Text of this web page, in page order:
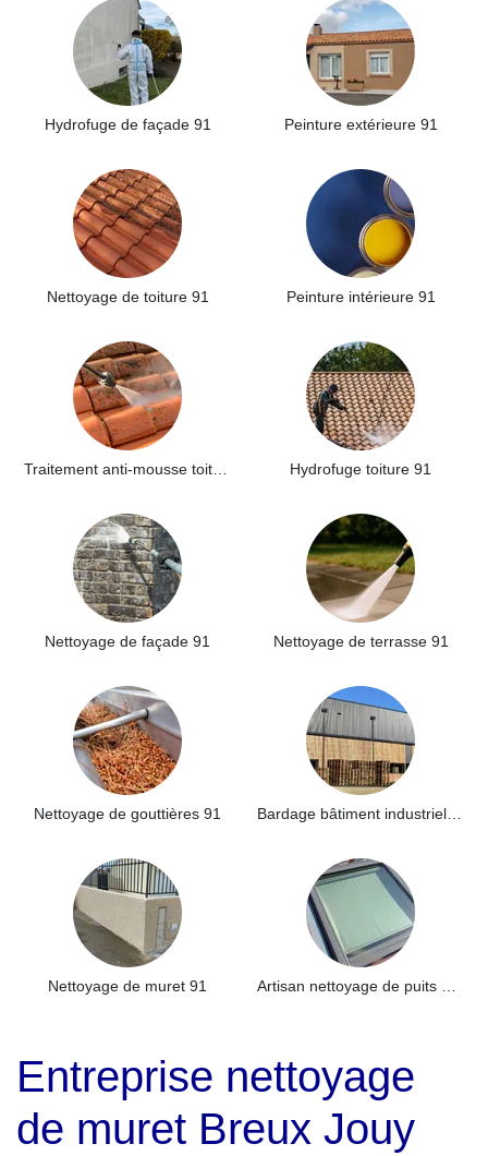
Hydrofuge de façade 91 Peinture extérieure 91
Nettoyage de toiture 91 Peinture intérieure 91
Hydrofuge toiture 91
Nettoyage de façade 91 Nettoyage de terrasse 91
Nettoyage de gouttières 91
Nettoyage de muret 91
Entreprise nettoyage
de muret Breux Jouy